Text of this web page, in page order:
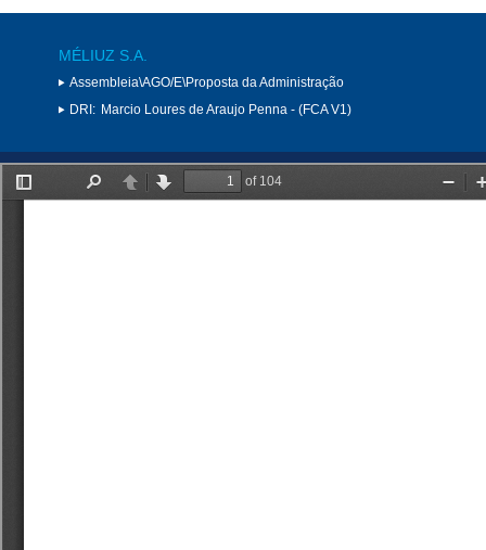
MÉLIUZ S.A.
Assembleia\AGO/E\Proposta da Administração
DRI: Marcio Loures de Araujo Penna - (FCA V1)